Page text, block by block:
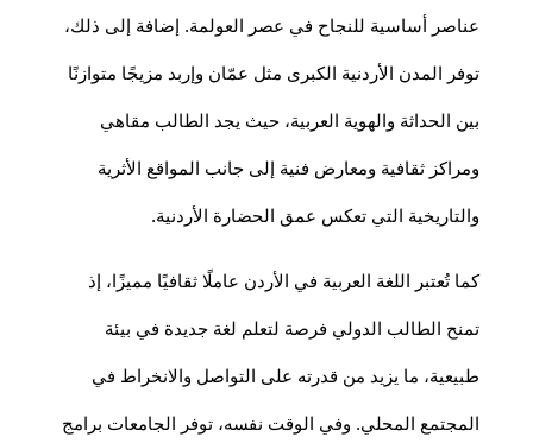
عناصر أساسية للنجاح في عصر العولمة. إضافة إلى ذلك،
توفر المدن الأردنية الكبرى مثل عمّان وإربد مزيجًا متوازنًا
بين الحداثة والهوية العربية، حيث يجد الطالب مقاهي
ومراكز ثقافية ومعارض فنية إلى جانب المواقع الأثرية
والتاريخية التي تعكس عمق الحضارة الأردنية.
كما تُعتبر اللغة العربية في الأردن عاملًا ثقافيًا مميزًا، إذ
تمنح الطالب الدولي فرصة لتعلم لغة جديدة في بيئة
طبيعية، ما يزيد من قدرته على التواصل والانخراط في
المجتمع المحلي. وفي الوقت نفسه، توفر الجامعات برامج